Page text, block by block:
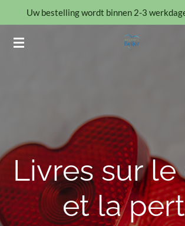
naar
Uw bestelling wordt binnen 2-3
Livres sur
et la